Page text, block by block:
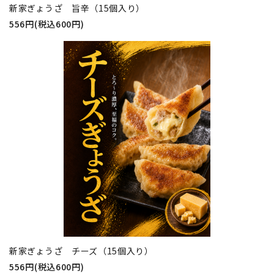
新家ぎょうざ 旨辛（15個入り）
556円(税込600円)
新家ぎょうざ チーズ（15個入り）
556円(税込600円)